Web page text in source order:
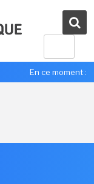
En ce moment :